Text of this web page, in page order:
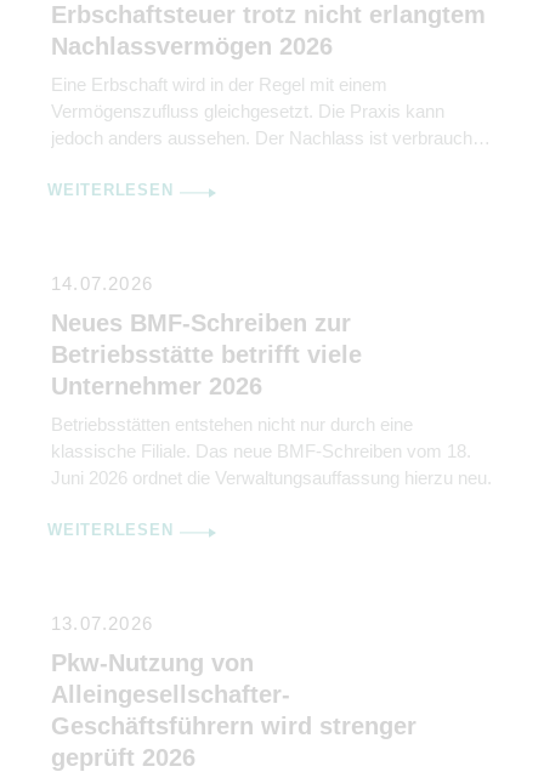
Erbschaftsteuer trotz nicht erlangtem
Nachlassvermögen 2026
Eine Erbschaft wird in der Regel mit einem
Vermögenszufluss gleichgesetzt. Die Praxis kann
jedoch anders aussehen. Der Nachlass ist verbraucht,
kaum noch erreichbar und Jahre später kommt
WEITERLESEN
14.07.2026
Neues BMF-Schreiben zur
Betriebsstätte betrifft viele
Unternehmer 2026
Betriebsstätten entstehen nicht nur durch eine
klassische Filiale. Das neue BMF-Schreiben vom 18.
Juni 2026 ordnet die Verwaltungsauffassung hierzu neu.
WEITERLESEN
13.07.2026
Pkw-Nutzung von
Alleingesellschafter-
Geschäftsführern wird strenger
geprüft 2026